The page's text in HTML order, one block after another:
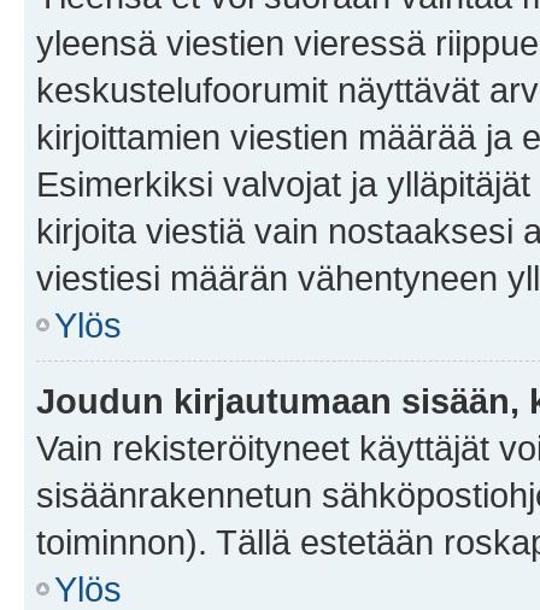
yleensä viestien vieressä
keskustelufoorumit näyttävät
kirjoittamien viestien määrää ja
Esimerkiksi valvojat ja
kirjoita viestiä vain nostaaksesi
viestiesi määrän vähentyneen
Ylös
Joudun kirjautumaan sisään,
Vain rekisteröityneet käyttäjät
sisäänrakennetun
toiminnon). Tällä estetään
Ylös